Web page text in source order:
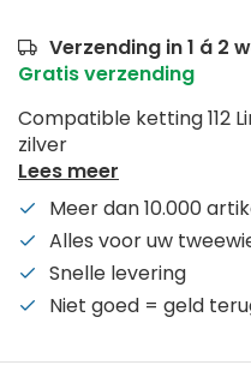
Verzending in 1 á 2
Gratis verzending
Compatible ketting 112
zilver
Lees meer
Meer dan 10.000
Alles voor uw
Snelle levering
Niet goed = geld